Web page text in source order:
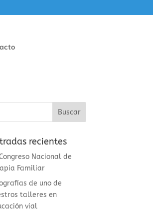
recientes
Nacional de
Familiar
de uno de
talleres en
vial